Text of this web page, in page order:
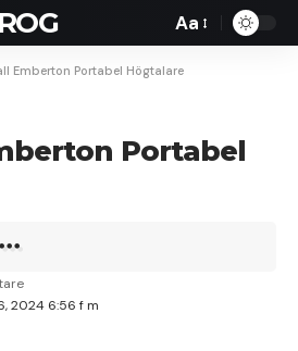
Font
Resizer
Aa
Emberton Portabel Högtalare
Portabel
2024 6:56 f m